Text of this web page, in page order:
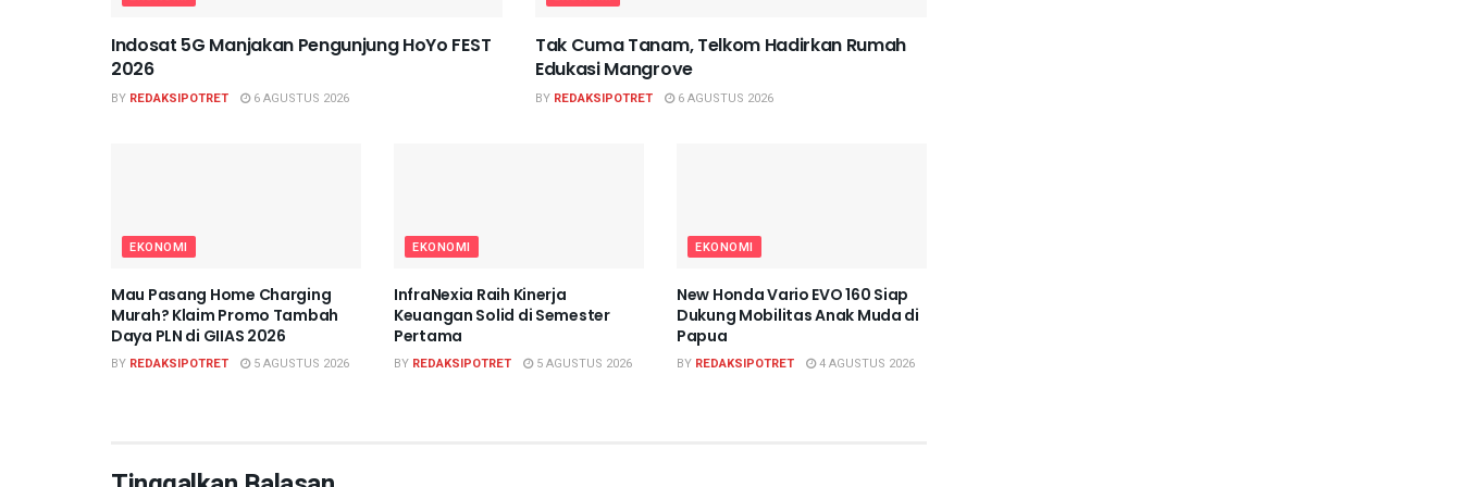
Indosat 5G Manjakan Pengunjung HoYo FEST
2026
BY REDAKSIPOTRET 6 AGUSTUS 2026
Tak Cuma Tanam, Telkom Hadirkan Rumah
Edukasi Mangrove
BY REDAKSIPOTRET 6 AGUSTUS 2026
EKONOMI
Mau Pasang Home Charging
Murah? Klaim Promo Tambah
Daya PLN di GIIAS 2026
BY REDAKSIPOTRET 5 AGUSTUS 2026
EKONOMI
InfraNexia Raih Kinerja
Keuangan Solid di Semester
Pertama
BY REDAKSIPOTRET 5 AGUSTUS 2026
EKONOMI
New Honda Vario EVO 160 Siap
Dukung Mobilitas Anak Muda di
Papua
BY REDAKSIPOTRET 4 AGUSTUS 2026